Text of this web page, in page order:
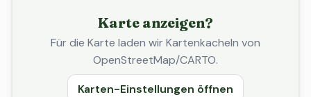
Karte anzeigen?
Für die Karte laden wir Kartenkacheln von
OpenStreetMap/CARTO.
Karten-Einstellungen öffnen